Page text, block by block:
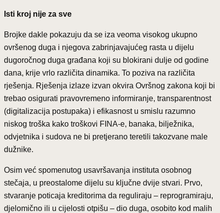
Isti kroj nije za sve
Brojke dakle pokazuju da se iza veoma visokog ukupno
ovršenog duga i njegova zabrinjavajućeg rasta u dijelu
dugoročnog duga građana koji su blokirani dulje od godine
dana, krije vrlo različita dinamika. To poziva na različita
rješenja. Rješenja izlaze izvan okvira Ovršnog zakona koji bi
trebao osigurati pravovremeno informiranje, transparentnost
(digitalizacija postupaka) i efikasnost u smislu razumno
niskog troška kako troškovi FINA-e, banaka, bilježnika,
odvjetnika i sudova ne bi pretjerano teretili takozvane male
dužnike.
Osim već spomenutog usavršavanja instituta osobnog
stečaja, u preostalome dijelu su ključne dvije stvari. Prvo,
stvaranje poticaja kreditorima da reguliraju – reprogramiraju,
djelomično ili u cijelosti otpišu – dio duga, osobito kod malih